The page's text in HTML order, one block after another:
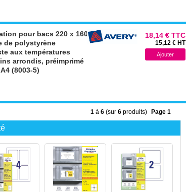
pour bacs 220 x 160
de polystyrène
aux températures
arrondis, préimprimé
(8003-5)
18,14 € TTC
15,12 € HT
1 à 6 (sur 6 produits) Page 1